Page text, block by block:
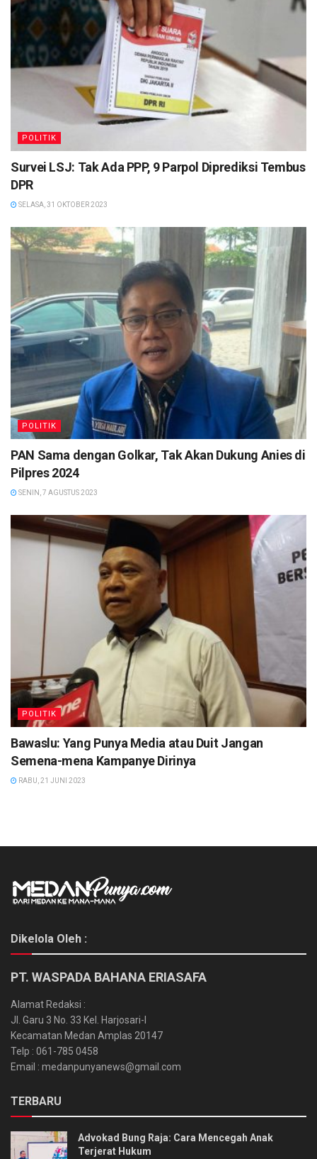
POLITIK
Survei LSJ: Tak Ada PPP, 9 Parpol Diprediksi Tembus
DPR
SELASA, 31 OKTOBER 2023
POLITIK
PAN Sama dengan Golkar, Tak Akan Dukung Anies di
Pilpres 2024
SENIN, 7 AGUSTUS 2023
POLITIK
Bawaslu: Yang Punya Media atau Duit Jangan
Semena-mena Kampanye Dirinya
RABU, 21 JUNI 2023
Dikelola Oleh :
PT. WASPADA BAHANA ERIASAFA
Alamat Redaksi :
Jl. Garu 3 No. 33 Kel. Harjosari-I
Kecamatan Medan Amplas 20147
Telp : 061-785 0458
Email : medanpunyanews@gmail.com
TERBARU
Advokad Bung Raja: Cara Mencegah Anak
Terjerat Hukum